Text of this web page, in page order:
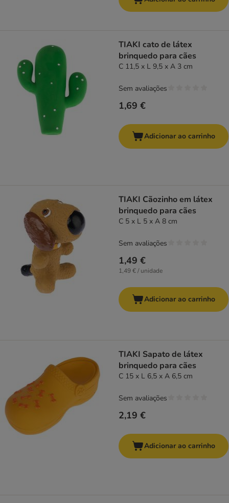
TIAKI cato de látex
brinquedo para cães
C 11,5 x L 9,5 x A 3 cm
1,69 €
Sem avaliações
Adicionar ao carrinho
TIAKI Cãozinho em látex
brinquedo para cães
C 5 x L 5 x A 8 cm
1,49 €
1,49 € / unidade
Sem avaliações
Adicionar ao carrinho
TIAKI Sapato de látex
brinquedo para cães
C 15 x L 6,5 x A 6,5 cm
2,19 €
Sem avaliações
Adicionar ao carrinho